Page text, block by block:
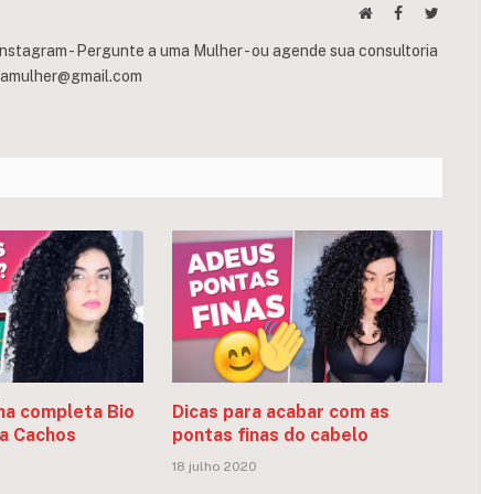
WebsiteFacebookTwitter
- Pergunte a uma Mulher - ou agende sua consultoria
completa Bio
Cachos
Dicas para acabar com as
pontas finas do cabelo
18 julho 2020